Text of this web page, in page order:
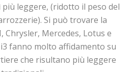
leggere, (ridotto il peso del
Si può trovare la
Chrysler, Mercedes, Lotus e
fanno molto affidamento su
che risultano più leggere